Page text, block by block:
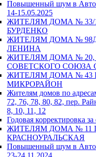
Повышенный шум в
14-15.05.2025
ЖИТЕЛЯМ ДОМА № 33/
БУРДЕНКО
ЖИТЕЛЯМ ДОМА №
ЛЕНИНА
ЖИТЕЛЯМ ДОМА № 20,
СОВЕТСКОГО СОЮЗА
ЖИТЕЛЯМ ДОМА № 43
МИКРОРАЙОН
Жителям домов по
72, 76, 78, 80, 82, пер.
8, 10, 11, 12
Годовая корректировка
ЖИТЕЛЯМ ДОМА № 11
КРАСНОУРАЛЬСКАЯ
Повышенный шум в